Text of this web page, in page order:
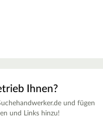
Ihnen?
und fügen
und Links hinzu!